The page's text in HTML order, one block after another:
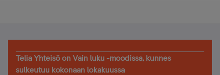
Telia Yhteisö on Vain luku -moodissa, kunnes
sulkeutuu kokonaan lokakuussa